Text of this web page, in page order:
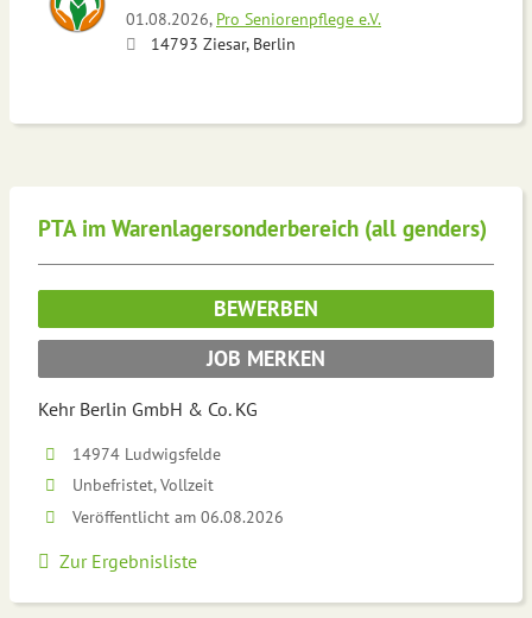
01.08.2026, Pro Seniorenpflege e.V.
14793 Ziesar, Berlin
PTA im Warenlagersonderbereich (all genders)
BEWERBEN
JOB MERKEN
Kehr Berlin GmbH & Co. KG
14974 Ludwigsfelde
Unbefristet, Vollzeit
Veröffentlicht am 06.08.2026
Zur Ergebnisliste